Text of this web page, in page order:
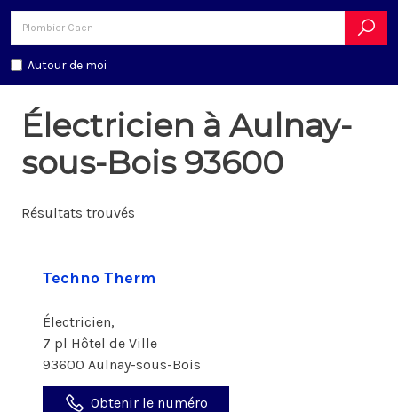
Autour de moi
Électricien à Aulnay-
sous-Bois 93600
Résultats trouvés
Techno Therm
Électricien,
7 pl Hôtel de Ville
93600 Aulnay-sous-Bois
Obtenir le numéro